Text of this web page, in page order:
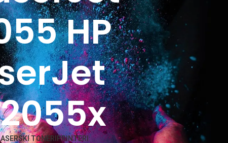
HP
TONERI PRINTERI